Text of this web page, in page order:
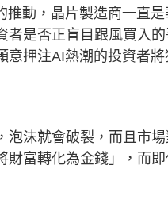
動，晶片製造商一直
是否正盲目跟風買入
押注AI熱潮的投資者將
沫就會破裂，而且市
富轉化為金錢」，而